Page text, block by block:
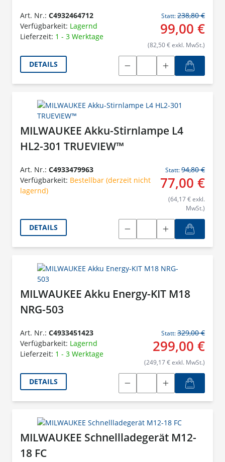
Art. Nr.: C4932464712
Verfügbarkeit: Lagernd
Lieferzeit: 1 - 3 Werktage
Statt:238,80 €
99,00 €
(82,50 € exkl. MwSt.)
DETAILS
MILWAUKEE Akku-Stirnlampe L4
HL2-301 TRUEVIEW™
Art. Nr.: C4933479963
Verfügbarkeit: Bestellbar (derzeit nicht
lagernd)
Statt:94,80 €
77,00 €
(64,17 € exkl.
MwSt.)
DETAILS
MILWAUKEE Akku Energy-KIT M18
NRG-503
Art. Nr.: C4933451423
Verfügbarkeit: Lagernd
Lieferzeit: 1 - 3 Werktage
Statt:329,00 €
299,00 €
(249,17 € exkl. MwSt.)
DETAILS
MILWAUKEE Schnellladegerät M12-
18 FC